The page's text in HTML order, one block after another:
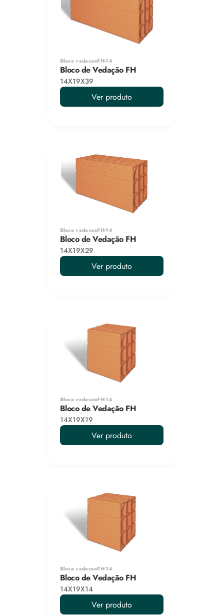
Bloco vedacaoFH-14
Bloco de Vedação FH
14X19X39
Ver produto
Bloco vedacaoFH-14
Bloco de Vedação FH
14X19X29
Ver produto
Bloco vedacaoFH-14
Bloco de Vedação FH
14X19X19
Ver produto
Bloco vedacaoFH-14
Bloco de Vedação FH
14X19X14
Ver produto